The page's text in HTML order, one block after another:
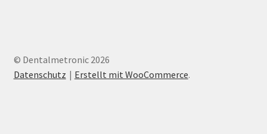
© Dentalmetronic 2026
Datenschutz
Erstellt mit WooCommerce.